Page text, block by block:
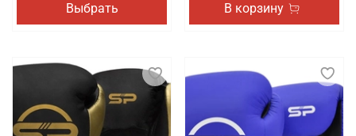
Выбрать В корзину